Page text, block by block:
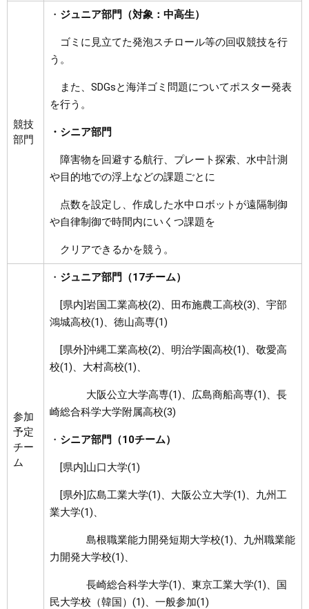
競技
部門
・ ジュニア部門（対象：中高生）
ゴミに見立てた発泡スチロール等の回収競技を行
う。
また、SDGsと海洋ゴミ問題についてポスター発表
を行う。
・シニア部門
障害物を回避する航行、プレート探索、水中計測
や目的地での浮上などの課題ごとに
点数を設定し、作成した水中ロボットが遠隔制御
や自律制御で時間内にいくつ課題を
クリアできるかを競う。
参加
予定
チー
ム
・ ジュニア部門（17チーム）
[県内]岩国工業高校(2)、田布施農工高校(3)、宇部
鴻城高校(1)、徳山高専(1)
[県外]沖縄工業高校(2)、明治学園高校(1)、敬愛高
校(1)、大村高校(1)、
大阪公立大学高専(1)、広島商船高専(1)、長
崎総合科学大学附属高校(3)
・ シニア部門（10チーム）
[県内]山口大学(1)
[県外]広島工業大学(1)、大阪公立大学(1)、九州工
業大学(1)、
島根職業能力開発短期大学校(1)、九州職業能
力開発大学校(1)、
長崎総合科学大学(1)、東京工業大学(1)、国
民大学校（韓国）(1)、一般参加(1)​